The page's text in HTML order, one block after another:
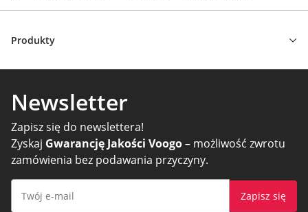
Produkty
Newsletter
Zapisz się do newslettera!
Zyskaj Gwarancję Jakości Voogo– możliwość zwrotu
zamówienia bez podawania przyczyny.
Zapisz się